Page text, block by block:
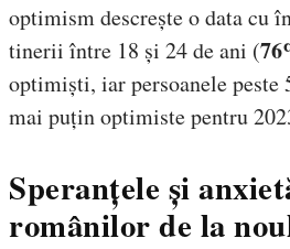
optimism descrește o data cu
tinerii între 18 și 24 de ani (
optimiști, iar persoanele peste
mai puțin optimiste pentru
Speranțele și
românilor de la